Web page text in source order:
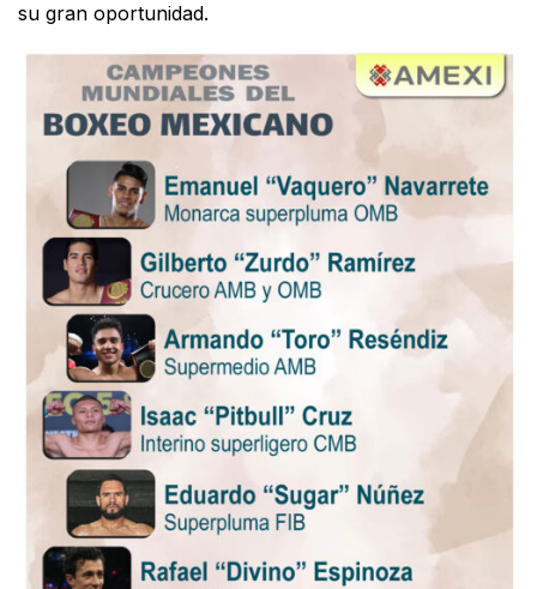
su gran oportunidad.